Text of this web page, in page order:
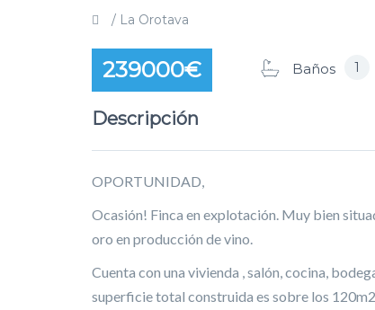
/ La Orotava
239000€ Baños 1
Descripción
OPORTUNIDAD,
Ocasión! Finca en explotación. Muy bien
oro en producción de vino.
Cuenta con una vivienda , salón, cocina,
superficie total construida es sobre los